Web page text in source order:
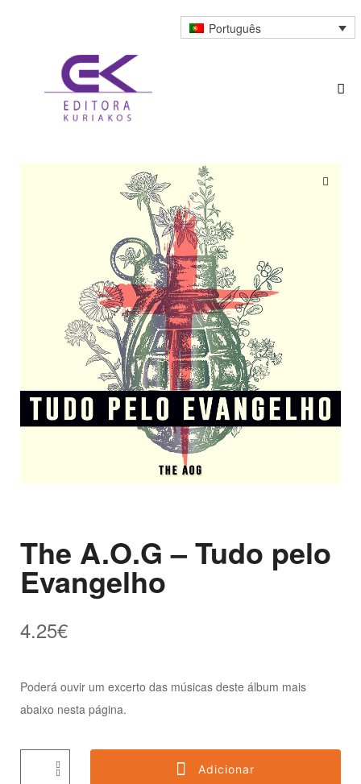
Português
The A.O.G – Tudo pelo
Evangelho
4.25€
Poderá ouvir um excerto das músicas deste álbum mais
abaixo nesta página.
Adicionar